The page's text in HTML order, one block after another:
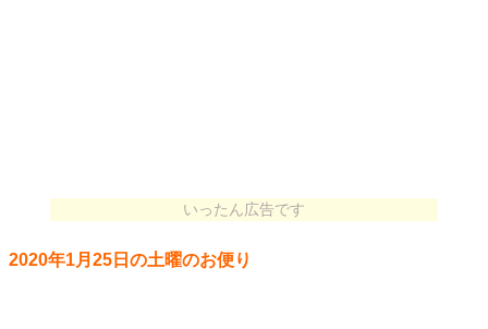
いったん広告です
2020年1月25日の土曜のお便り